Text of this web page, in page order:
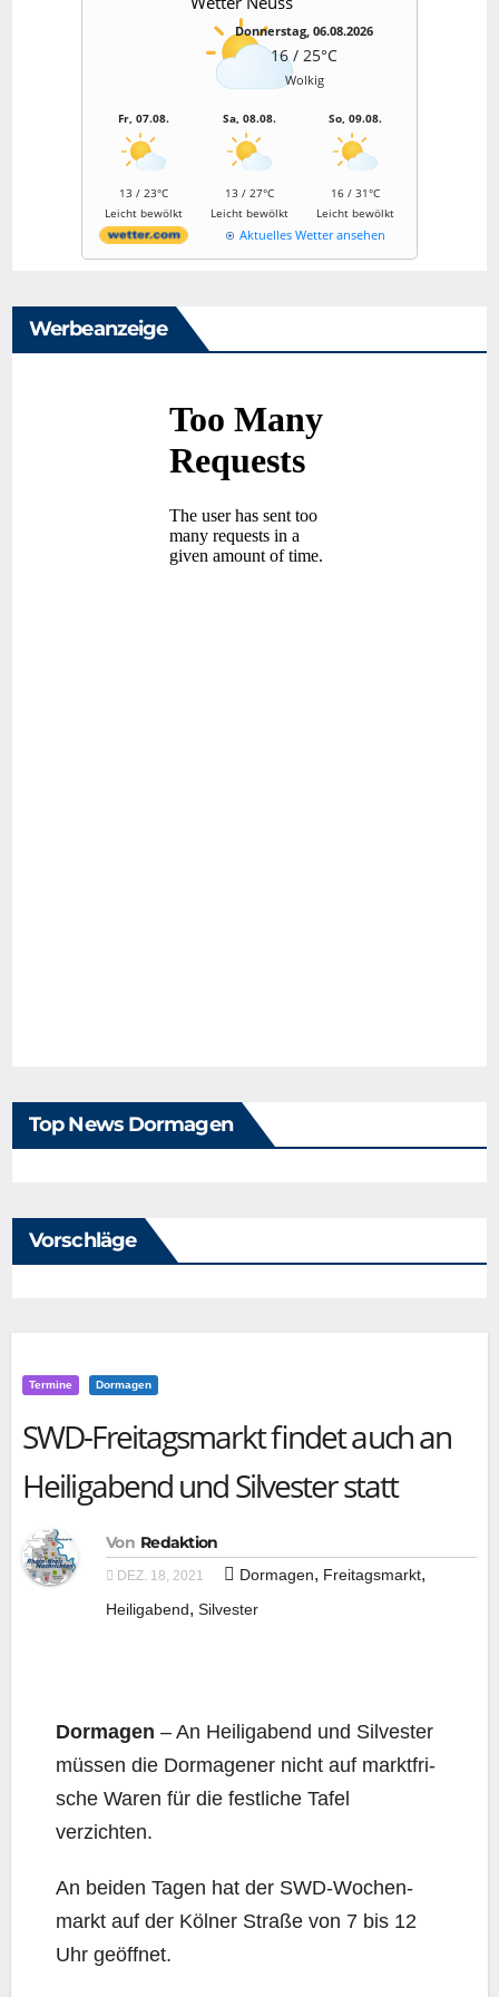
Donnerstag, 06.08.2026
16 / 25°C
Wolkig
Fr, 07.08.
13 / 23°C
Leicht bewölkt
Sa, 08.08.
13 / 27°C
Leicht bewölkt
So, 09.08.
16 / 31°C
Leicht bewölkt
Aktuelles Wetter ansehen
Werbeanzeige
Top News Dormagen
Vorschläge
Termine Dormagen
SWD-Freitagsmarkt findet auch an
Heiligabend und Silvester statt
Von Redaktion
DEZ. 18, 2021 Dormagen, Freitagsmarkt,
Heiligabend, Silvester
Dor­ma­gen – An Hei­lig­abend und Sil­ves­ter
müs­sen die Dor­ma­ge­ner nicht auf markt­fri­
sche Waren für die fest­li­che Tafel
verzichten.
An bei­den Tagen hat der SWD-Wochen­
markt auf der Köl­ner Stra­ße von 7 bis 12
Uhr geöffnet.